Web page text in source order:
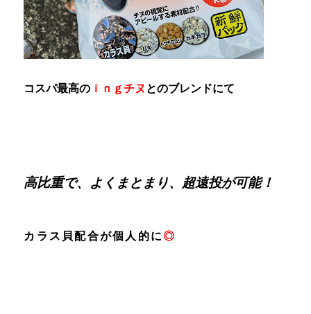
コスパ最高の ｉｎｇチヌ とのブレンドにて
高比重で、よくまとまり、超遠投が可能！
カラス貝配合が個人的に◎